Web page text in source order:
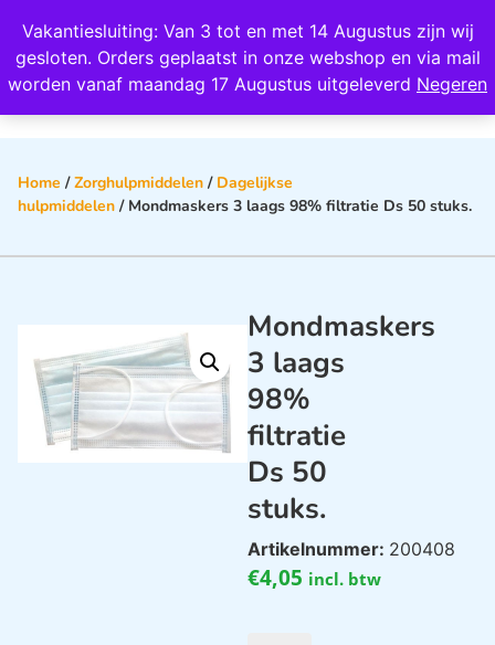
Vakantiesluiting: Van 3 tot en met 14 Augustus zijn wij
gesloten. Orders geplaatst in onze webshop en via mail
worden vanaf maandag 17 Augustus uitgeleverd Negeren
Wij scoren een 4,8 op Google
Home /Zorghulpmiddelen / Dagelijkse
hulpmiddelen / Mondmaskers 3 laags 98% filtratie Ds 50 stuks.
Mondmaskers
3 laags
98%
filtratie
Ds 50
stuks.
Artikelnummer: 200408
€4,05 incl. btw